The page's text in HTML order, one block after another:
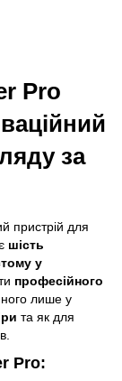
Pro
за
пристрій для
шість
у
професійного
лише у
та як для
Pro: